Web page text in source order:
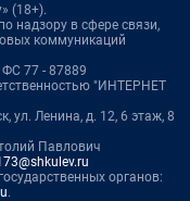
(18+).
надзору в сфере связи,
коммуникаций
77 - 87889
"ИНТЕРНЕТ
ул. Ленина, д. 12, 6 этаж, 8
Павлович
органов:
.